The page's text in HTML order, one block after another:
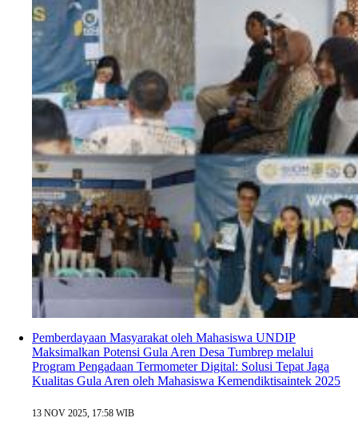
Pemberdayaan Masyarakat oleh Mahasiswa UNDIP
Maksimalkan Potensi Gula Aren Desa Tumbrep melalui
Program Pengadaan Termometer Digital: Solusi Tepat Jaga
Kualitas Gula Aren oleh Mahasiswa Kemendiktisaintek 2025
13 NOV 2025, 17:58 WIB